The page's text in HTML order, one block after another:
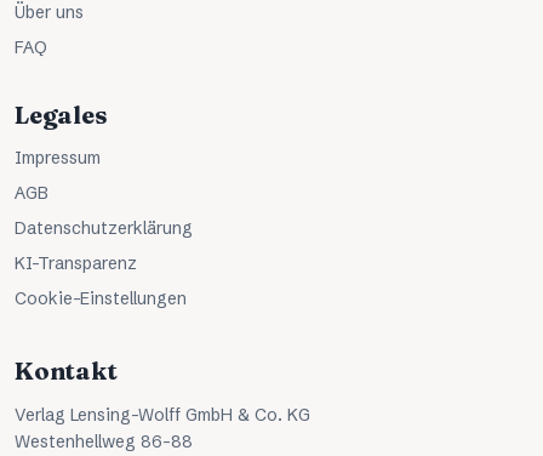
Über uns
FAQ
Legales
Impressum
AGB
Datenschutzerklärung
KI-Transparenz
Cookie-Einstellungen
Kontakt
Verlag Lensing-Wolff GmbH & Co. KG
Westenhellweg 86-88